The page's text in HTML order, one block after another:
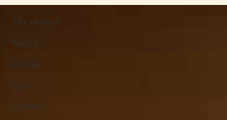
Alla recept
Rådjur
Vildsvin
Hjort
Nyheter